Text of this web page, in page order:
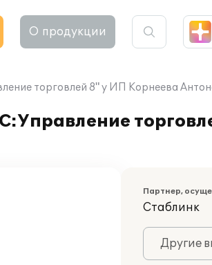
О продукции
торговлей 8" у ИП Корнеева
Партнер,
Стаблинк
Другие